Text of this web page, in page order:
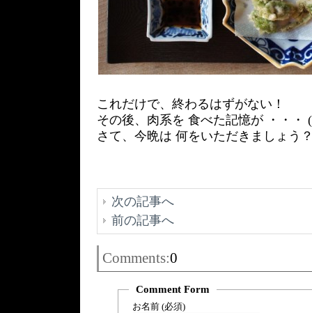
これだけで、終わるはずがない！
その後、肉系を 食べた記憶が ・・・
さて、今晩は 何をいただきましょう
次の記事へ
前の記事へ
Comments:0
Comment Form
お名前 (必須)